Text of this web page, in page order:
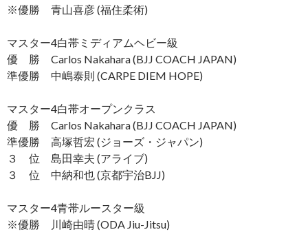
※優勝 青山喜彦 (福住柔術)
マスター4白帯ミディアムヘビー級
優 勝 Carlos Nakahara (BJJ COACH JAPAN)
準優勝 中嶋泰則 (CARPE DIEM HOPE)
マスター4白帯オープンクラス
優 勝 Carlos Nakahara (BJJ COACH JAPAN)
準優勝 高塚哲宏 (ジョーズ・ジャパン)
３ 位 島田幸夫 (アライブ)
３ 位 中納和也 (京都宇治BJJ)
マスター4青帯ルースター級
※優勝 川崎由晴 (ODA Jiu-Jitsu)